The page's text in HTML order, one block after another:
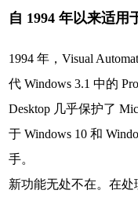
自 1994 年以来适用
1994 年，Visual
代 Windows 3.1 中的
Desktop 几乎保护了
于 Windows 10 和
手。
新功能无处不在。在处